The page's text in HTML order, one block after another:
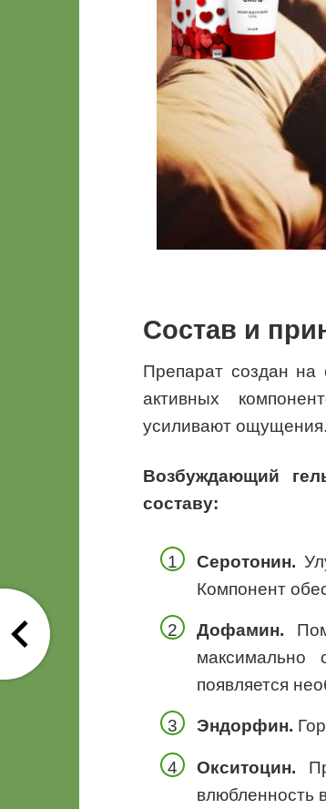
Состав и
Препарат создан
активных
усиливают ощущения.
Возбуждающий
составу:
Серотонин.
Компонент
Дофамин.
максимально
появляется
Эндорфин.
Окситоцин.
влюбленность